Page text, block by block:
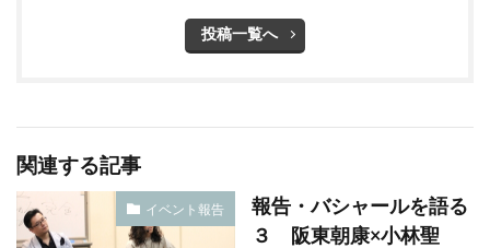
投稿一覧へ
関連する記事
イベント報告
報告・バシャールを語る
３ 阪東朝康×小林聖